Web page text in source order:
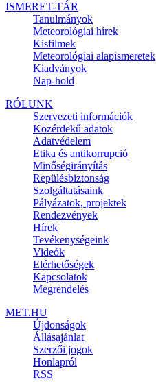
ISMERET-TÁR
Tanulmányok
Meteorológiai hírek
Kisfilmek
Meteorológiai alapismeretek
Kiadványok
Nap-hold
RÓLUNK
Szervezeti információk
Közérdekű adatok
Adatvédelem
Etika és antikorrupció
Minőségirányítás
Repülésbiztonság
Szolgáltatásaink
Pályázatok, projektek
Rendezvények
Hírek
Tevékenységeink
Videók
Elérhetőségek
Kapcsolatok
Megrendelés
MET.HU
Újdonságok
Állásajánlat
Szerzői jogok
Honlapról
RSS